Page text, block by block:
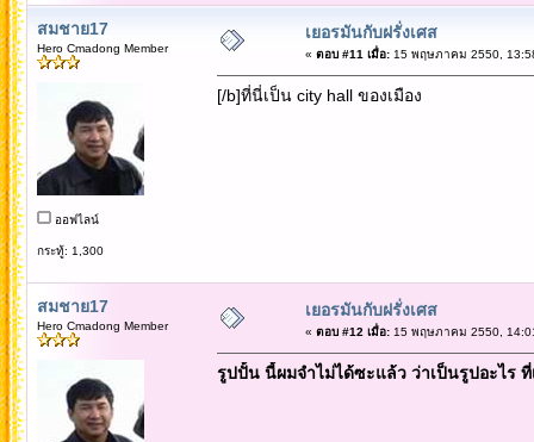
สมชาย17
Hero Cmadong Member
ออฟไลน์
กระทู้: 1,300
เยอรมันกับฝรั่งเศส
« ตอบ #11 เมื่อ:15 พฤษภาคม 2550,
[/b]ที่นี่เป็น city hall ของเมือง
สมชาย17
Hero Cmadong Member
เยอรมันกับฝรั่งเศส
« ตอบ #12 เมื่อ:15 พฤษภาคม 2550,
รูปปั้น นี้ผมจำไม่ได้ซะแล้ว ว่าเป็นรูปอะไร